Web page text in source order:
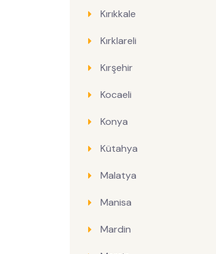
Kırıkkale
Kırklareli
Kırşehir
Kocaeli
Konya
Kütahya
Malatya
Manisa
Mardin